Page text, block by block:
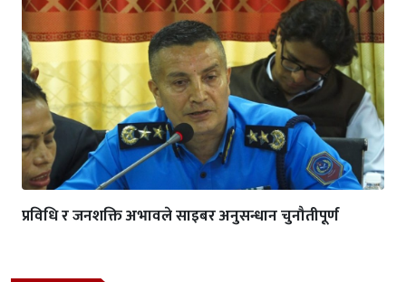
प्रविधि र जनशक्ति अभावले साइबर अनुसन्धान चुनौतीपूर्ण